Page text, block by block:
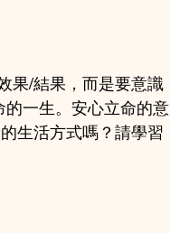
果/結果，而是要意識
一生。安心立命的意
生活方式嗎？請學習